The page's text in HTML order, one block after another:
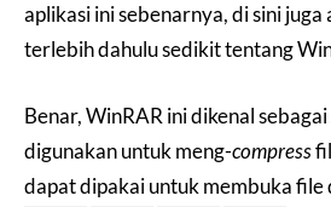
aplikasi ini sebenarnya, di sini
terlebih dahulu sedikit tentang
Benar, WinRAR ini dikenal sebagai
digunakan untuk meng-compress
dapat dipakai untuk membuka